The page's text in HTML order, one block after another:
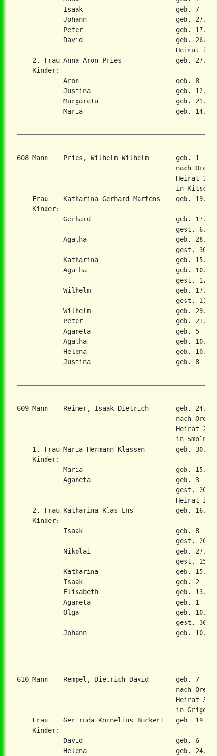
Isaak                        geb. 7.
Johann                       geb. 27.
Peter                        geb. 17.
David                        geb. 26.
Heirat in
2. Frau Anna Aron Pries              geb. 27.
    Kinder:
Aron                         geb. 8.
Justina                      geb. 12.
Margareta                    geb. 21.
Maria                        geb. 14.
608 Mann    Pries, Wilhelm Wilhelm       geb. 1.
nach
Heirat 16.
in
Frau    Katharina Gerhard Martens    geb. 19.
    Kinder:
Gerhard                      geb. 17.
gest. 6.
Agatha                       geb. 28.
gest. 30.
Katharina                    geb. 15.
Agatha                       geb. 10.
gest. 17.
Wilhelm                      geb. 17.
gest. 11.
Wilhelm                      geb. 29.
Peter                        geb. 21.
Aganeta                      geb. 5.
Agatha                       geb. 10.
Helena                       geb. 10.
Justina                      geb. 8.
609 Mann    Reimer, Isaak Dietrich       geb. 24.
nach
Heirat
in
1. Frau Maria Hermann Klassen        geb. 30.
    Kinder:
Maria                        geb. 15.
Aganeta                      geb. 3.
gest. 20.
Heirat in
2. Frau Katharina Klas Ens           geb. 16.
    Kinder:
Isaak                        geb. 8.
gest. 20.
Nikolai                      geb. 27.
gest. 15.
Katharina                    geb. 15.
Isaak                        geb. 2.
Elisabeth                    geb. 13.
Aganeta                      geb. 1.
Olga                         geb. 10.
gest. 30.
Johann                       geb. 10.
610 Mann    Rempel, Dietrich David       geb. 7.
nach
Heirat 3.
in
Frau    Gertruda Kornelius Buckert   geb. 19.
    Kinder:
David                        geb. 6.
Helena                       geb. 24.